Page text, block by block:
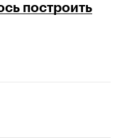
построить